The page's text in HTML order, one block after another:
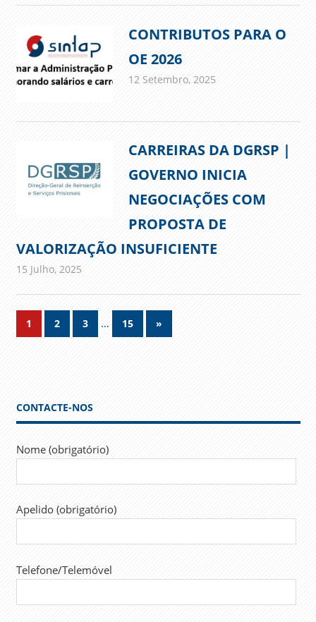
CONTRIBUTOS PARA O
OE 2026
12 Setembro, 2025
CARREIRAS DA DGRSP |
GOVERNO INICIA
NEGOCIAÇÕES COM
PROPOSTA DE
VALORIZAÇÃO INSUFICIENTE
15 Julho, 2025
Navegação
1 2 3 … 15
Next
Posts
»
CONTACTE-NOS
Nome (obrigatório)
Apelido (obrigatório)
Telefone/Telemóvel